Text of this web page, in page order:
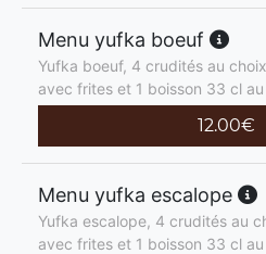
Menu yufka boeuf
Yufka boeuf, 4 crudités au
avec frites et 1 boisson 33 cl
12.00€
Menu yufka escalope
Yufka escalope, 4 crudités au
avec frites et 1 boisson 33 cl